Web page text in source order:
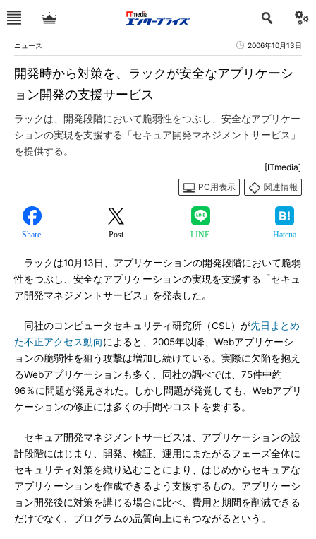
ニュース 2006年10月13日
開発時から対策を、ラックが安全なアプリケーシ
ョン開発の支援サービス
ラックは、開発段階において脆弱性をつぶし、安全なアプリケー
ションの実現を支援する「セキュア開発マネジメントサービス」
を提供する。
[ITmedia]
PC用表示
関連情報
Share Post LINE Hatena
ラックは10月13日、アプリケーションの開発段階において脆弱
性をつぶし、安全なアプリケーションの実現を支援する「セキュ
ア開発マネジメントサービス」を発表した。
同社のコンピュータセキュリティ研究所（CSL）が先日まとめ
た不正アクセス動向によると、2005年以降、Webアプリケーシ
ョンの脆弱性を狙う攻撃は増加し続けている。実際に欠陥を抱え
るWebアプリケーションも多く、同社の調べでは、75件中約
96％に問題が発見された。しかし問題が発覚しても、Webアプリ
ケーションの修正には多くの手間やコストを要する。
セキュア開発マネジメントサービスは、アプリケーションの設
計段階にはじまり、開発、検証、運用にまたがるフェーズ全体に
セキュリティ対策を織り込むことにより、はじめからセキュアな
アプリケーションを作成できるよう支援するもの。アプリケーシ
ョン開発後に対策を講じる場合に比べ、費用と期間を削減できる
だけでなく、プログラムの品質向上にもつながるという。